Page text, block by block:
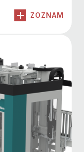
ZOZNAM